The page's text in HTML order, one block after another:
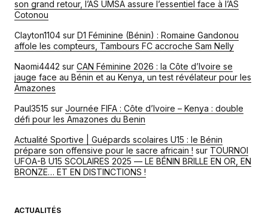
son grand retour, l’AS UMSA assure l’essentiel face à l’AS
Cotonou
Clayton1104 sur D1 Féminine (Bénin) : Romaine Gandonou
affole les compteurs, Tambours FC accroche Sam Nelly
Naomi4442 sur CAN Féminine 2026 : la Côte d’Ivoire se
jauge face au Bénin et au Kenya, un test révélateur pour les
Amazones
Paul3515 sur Journée FIFA : Côte d’Ivoire – Kenya : double
défi pour les Amazones du Benin
Actualité Sportive | Guépards scolaires U15 : le Bénin
prépare son offensive pour le sacre africain ! sur TOURNOI
UFOA-B U15 SCOLAIRES 2025 — LE BÉNIN BRILLE EN OR, EN
BRONZE… ET EN DISTINCTIONS !
ACTUALITÉS